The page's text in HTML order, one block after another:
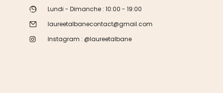
Lundi - Dimanche : 10:00 - 19:00
laureetalbanecontact@gmail.com
Instagram : @laureetalbane